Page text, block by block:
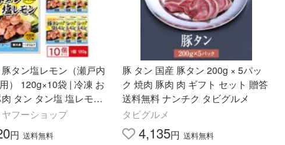
タン塩レモン（瀬戸内
） 120g×10袋 | 冷凍 お
タン タン塩 塩レモン
総菜 おかず
フーショップ
円 送料無料
豚 タン 国産 豚タン 200g × 5パッ
ク 焼肉 豚肉 肉 ギフト セット 贈答
送料無料 ナンチク タビグルメ
タビグルメ
4,135円 送料無料